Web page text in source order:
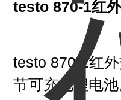
testo 870-1红
testo 870-1红
节可充电锂电